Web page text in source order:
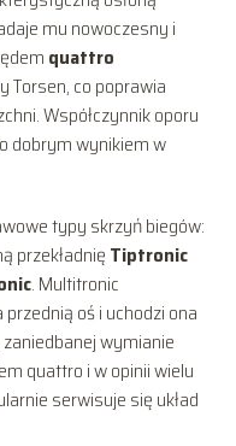
mu nowoczesny i
quattro
Torsen, co poprawia
Współczynnik oporu
dobrym wynikiem w
typy skrzyń biegów:
przekładnię Tiptronic
. Multitronic
oś i uchodzi ona
wymianie
quattro i w opinii wielu
serwisuje się układ